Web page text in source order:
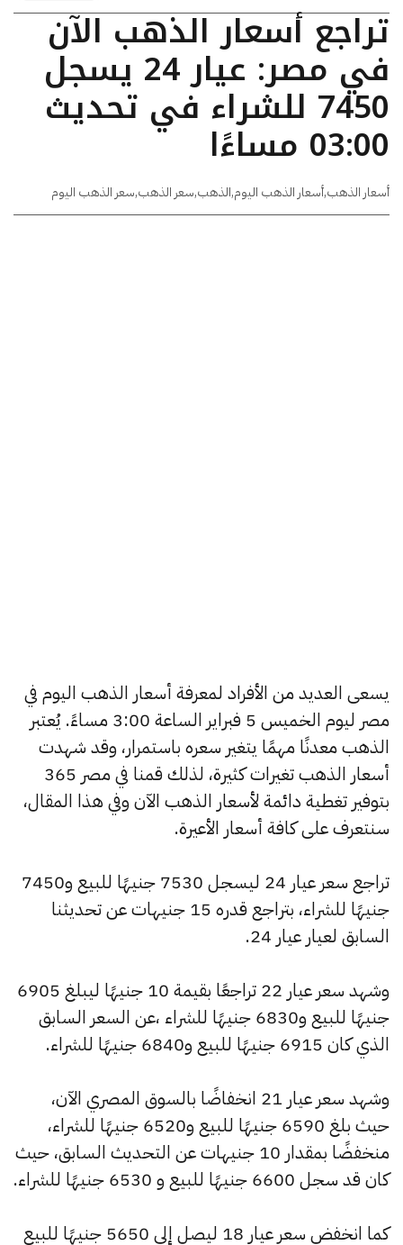
تراجع أسعار الذهب الآن
في مصر: عيار 24 يسجل
7450 للشراء في تحديث
03:00 مساءًا
أسعار الذهب,أسعار الذهب اليوم,الذهب,سعر الذهب,سعر الذهب اليوم
يسعى العديد من الأفراد لمعرفة أسعار الذهب اليوم في
مصر ليوم الخميس 5 فبراير الساعة 3:00 مساءً. يُعتبر
الذهب معدنًا مهمًا يتغير سعره باستمرار، وقد شهدت
أسعار الذهب تغيرات كثيرة، لذلك قمنا في مصر 365
بتوفير تغطية دائمة لأسعار الذهب الآن وفي هذا المقال،
سنتعرف على كافة أسعار الأعيرة.
تراجع سعر عيار 24 ليسجل 7530 جنيهًا للبيع و7450
جنيهًا للشراء، بتراجع قدره 15 جنيهات عن تحديثنا
السابق لعيار عيار 24.
وشهد سعر عيار 22 تراجعًا بقيمة 10 جنيهًا ليبلغ 6905
جنيهًا للبيع و6830 جنيهًا للشراء ،عن السعر السابق
الذي كان 6915 جنيهًا للبيع و6840 جنيهًا للشراء.
وشهد سعر عيار 21 انخفاضًا بالسوق المصري الآن،
حيث بلغ 6590 جنيهًا للبيع و6520 جنيهًا للشراء،
منخفضًا بمقدار 10 جنيهات عن التحديث السابق، حيث
كان قد سجل 6600 جنيهًا للبيع و 6530 جنيهًا للشراء.
كما انخفض سعر عيار 18 ليصل إلى 5650 جنيهًا للبيع